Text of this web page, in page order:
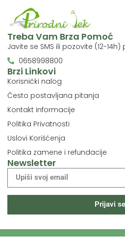
Brzi Linkovi
Korisnički nalog
Često postavljana pitanja
Kontakt informacije
Politika Privatnosti
Uslovi Korišćenja
Politika zamene i refundacije
Treba Vam Brza Pomoć
Javite se SMS ili pozovite (12-
0658998800
Newsletter
Prijavi se